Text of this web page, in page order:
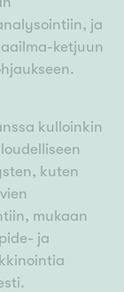
ja
ketjuun
kulloinkin
kuten
mukaan
ja